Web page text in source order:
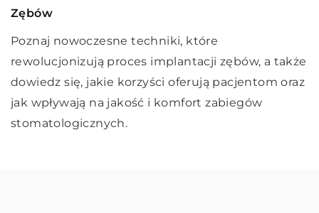
Oto jakie prezenty sprawdzą się dla wybranka
Twojego serca!
swoje łuki?
Brwi są bardzo ważną częścią twarzy. Dlatego są
kluczowe podczas wykonywania make-upu. Jakie
łuki są obecnie najmodniejsze?
Zębów
Poznaj nowoczesne techniki, które
rewolucjonizują proces implantacji zębów, a także
dowiedz się, jakie korzyści oferują pacjentom oraz
jak wpływają na jakość i komfort zabiegów
stomatologicznych.